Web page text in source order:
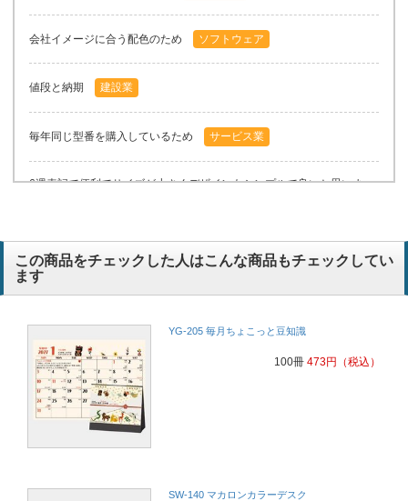
会社イメージに合う配色のため ソフトウェア
値段と納期 建設業
毎年同じ型番を購入しているため サービス業
6週表記で便利でサイズが小さくデザインもシンプルで良いと思いま
安いため。 Web開発
この商品をチェックした人はこんな商品もチェックしてい
ます
YG-205 毎月ちょこっと豆知識
100冊 473円 （税込）
SW-140 マカロンカラーデスク